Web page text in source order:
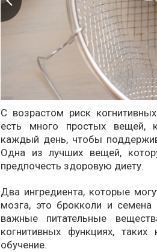
С возрастом риск
есть много простых вещей,
каждый день, чтобы
Одна из лучших вещей,
предпочесть здоровую диету.
Два ингредиента, которые
мозга, это брокколи и
важные питательные
когнитивных функциях,
обучение.